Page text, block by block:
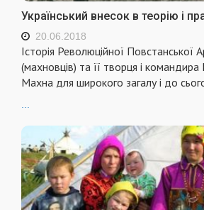
Український внесок в теорію і
20.06.2018
Історія Революційної Повстанської
(махновців) та її творця і
Махна для широкого загалу і до
...